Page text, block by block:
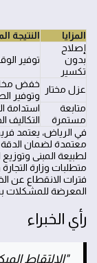
المزايا النتيجة
إصلاح
بدون
تكسير
توفير
عزل مختار
خفض
وتوفير
متابعة
مستمرة
استدامة
التكاليف
في الرياض، يعتمد
معتمدة لضمان الدقة
لطبيعة المبنى وتوزيع
متطلبات وزارة
فترات الانقطاع عن
المعرضة للمشكلات
رأي الخبراء
"الالتقاط